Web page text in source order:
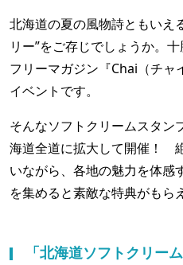
北海道の夏の風物詩ともいえ
リー”をご存じでしょうか。
フリーマガジン『Chai（チ
イベントです。
そんなソフトクリームスタン
海道全道に拡大して開催！
いながら、各地の魅力を体感
を集めると素敵な特典がもら
「北海道ソフトクリー